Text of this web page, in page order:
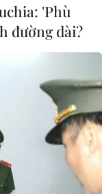
sẽ giảm
giờ đến 24 giờ
với
'Phù
đường dài?